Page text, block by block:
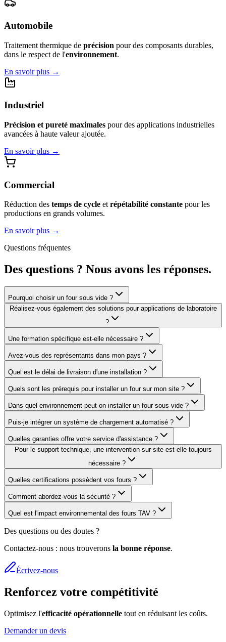
Automobile
Traitement thermique de précision pour des composants durables,
dans le respect de l'environnement.
En savoir plus →
Industriel
Précision et pureté maximales pour des applications industrielles
avancées à haute valeur ajoutée.
En savoir plus →
Commercial
Réduction des temps de cycle et répétabilité constante pour les
productions en grands volumes.
En savoir plus →
Questions fréquentes
Des questions ? Nous avons les réponses.
Pourquoi choisir un four sous vide ?
Réalisez-vous également des solutions pour applications de laboratoire
?
Une formation spécifique est-elle nécessaire ?
Avez-vous des représentants dans mon pays ?
Quel est le délai de livraison d'une installation ?
Quels sont les prérequis pour installer un four sur mon site ?
Dans quel environnement peut-on installer un four sous vide ?
Puis-je intégrer un système de chargement automatisé ?
Quelles garanties offre votre service d'assistance ?
Pour le support technique, une intervention sur site est-elle toujours
nécessaire ?
Quelles certifications possèdent vos fours ?
Comment abordez-vous la sécurité ?
Quel est l'impact environnemental des fours TAV ?
Des questions ou des doutes ?
Contactez-nous : nous trouverons la bonne réponse.
Écrivez-nous
Renforcez votre compétitivité
Optimisez l'efficacité opérationnelle tout en réduisant les coûts.
Demander un devis